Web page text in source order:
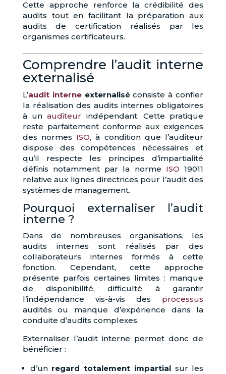
Cette approche renforce la crédibilité des
audits tout en facilitant la préparation aux
audits de certification réalisés par les
organismes certificateurs.
Comprendre l’audit interne
externalisé
L’audit interneexternaliséconsiste à confier
la réalisation des audits internes obligatoires
à unauditeur indépendant. Cette pratique
reste parfaitement conforme aux exigences
des normes ISO, à condition que l’auditeur
dispose des compétences nécessaires et
qu’il respecte les principes d’impartialité
définis notamment par la norme ISO 19011
relative aux lignes directrices pour l’audit des
systèmes de management.
Pourquoi externaliser l’audit
interne ?
Dans de nombreuses organisations, les
audits internes sont réalisés par des
collaborateurs internes formés à cette
fonction. Cependant, cette approche
présente parfois certaines limites : manque
de disponibilité, difficulté à garantir
l’indépendance vis-à-vis des processus
audités ou manque d’expérience dans la
conduite d’audits complexes.
Externaliser l’audit interne permet donc de
bénéficier :
d’un regard totalement impartialsur les